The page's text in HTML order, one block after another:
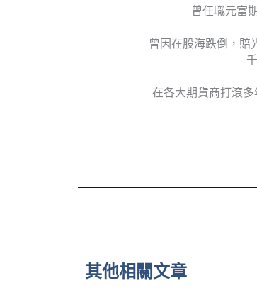
曾任職元富
曾因在股海跌倒，賠
在各大期貨商打滾
其他相關文章